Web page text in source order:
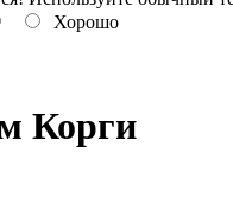
Хорошо
Корги